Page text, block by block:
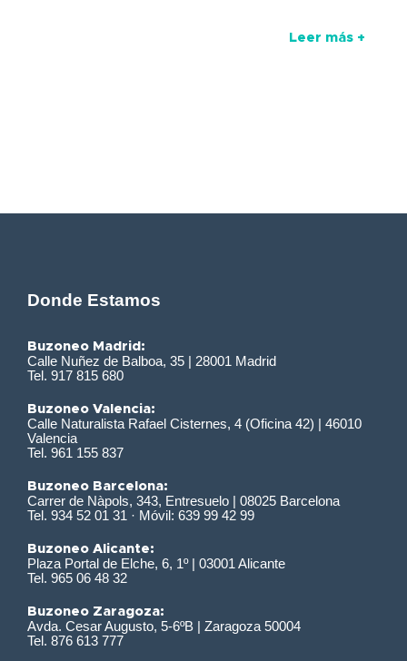
Leer más +
Donde Estamos
Buzoneo Madrid:
Calle Nuñez de Balboa, 35 | 28001 Madrid
Tel. 917 815 680
Buzoneo Valencia:
Calle Naturalista Rafael Cisternes, 4 (Oficina 42) | 46010
Valencia
Tel. 961 155 837
Buzoneo Barcelona:
Carrer de Nàpols, 343, Entresuelo | 08025 Barcelona
Tel. 934 52 01 31 · Móvil: 639 99 42 99
Buzoneo Alicante:
Plaza Portal de Elche, 6, 1º | 03001 Alicante
Tel. 965 06 48 32
Buzoneo Zaragoza:
Avda. Cesar Augusto, 5-6ºB | Zaragoza 50004
Tel. 876 613 777